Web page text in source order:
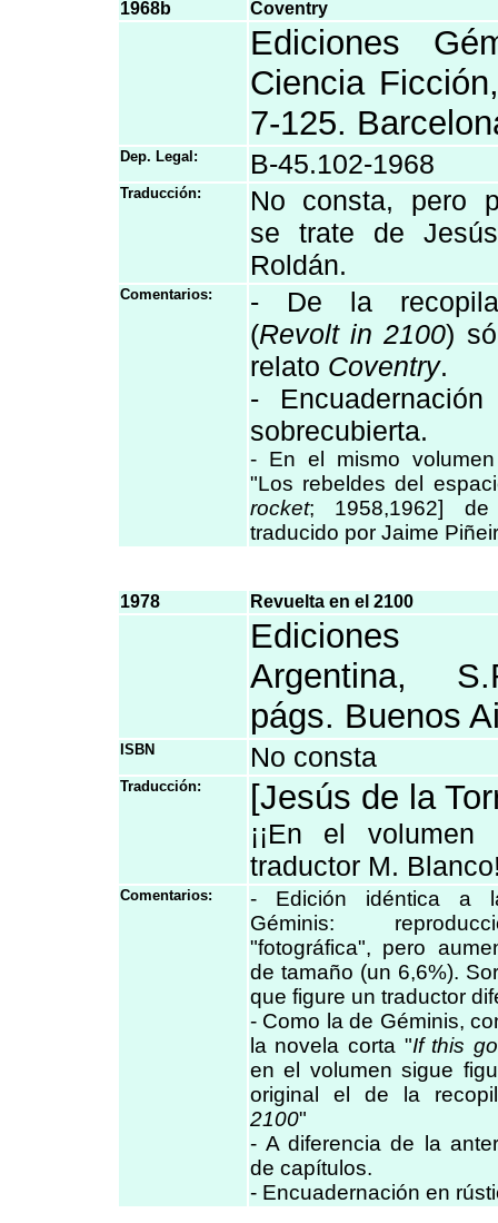
1968b Coventry
Ediciones
Ciencia
7-125.
Dep. Legal: B-45.102-1968
Traducción:
No consta, pero
se trate de
Roldán.
Comentarios:
- De la
(Revolt in 2100)
relato Coventry.
-
sobrecubierta.
- En el mismo
"Los rebeldes del
rocket; 1958,1962] de
traducido por Jaime
1978 Revuelta en el 2100
Argentina,
págs. Buenos
ISBN No consta
Traducción: [Jesús de la
¡¡En el volumen
traductor M.
Comentarios:
- Edición idéntica a
Géminis:
"fotográfica", pero
de tamaño (un 6,6%).
que figure un traductor
- Como la de Géminis,
la novela corta "If this
en el volumen sigue
original el de la
2100"
- A diferencia de la
de capítulos.
- Encuadernación en